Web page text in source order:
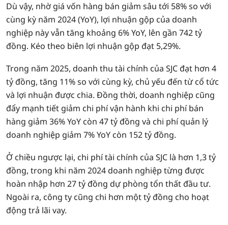
Dù vậy, nhờ giá vốn hàng bán giảm sâu tới 58% so với
cùng kỳ năm 2024 (YoY), lợi nhuận gộp của doanh
nghiệp này vẫn tăng khoảng 6% YoY, lên gần 742 tỷ
đồng. Kéo theo biên lợi nhuận gộp đạt 5,29%.
Trong năm 2025, doanh thu tài chính của SJC đạt hơn 4
tỷ đồng, tăng 11% so với cùng kỳ, chủ yếu đến từ cổ tức
và lợi nhuận được chia. Đồng thời, doanh nghiệp cũng
đẩy mạnh tiết giảm chi phí vận hành khi chi phí bán
hàng giảm 36% YoY còn 47 tỷ đồng và chi phí quản lý
doanh nghiệp giảm 7% YoY còn 152 tỷ đồng.
Ở chiều ngược lại, chi phí tài chính của SJC là hơn 1,3 tỷ
đồng, trong khi năm 2024 doanh nghiệp từng được
hoàn nhập hơn 27 tỷ đồng dự phòng tổn thất đầu tư.
Ngoài ra, công ty cũng chi hơn một tỷ đồng cho hoạt
động trả lãi vay.